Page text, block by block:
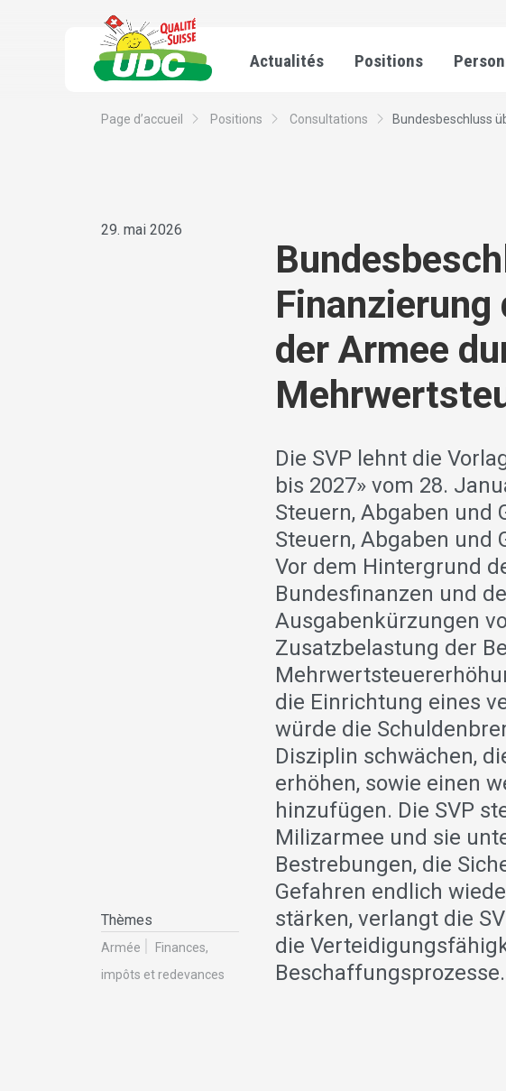
Actualités Positions
Page d’accueil Positions Consultations Bundesbeschluss
29. mai 2026
Thèmes
Armée
Finances,
impôts et redevances
Finanzierung
der Armee
Die SVP lehnt die
bis 2027» vom 28.
Steuern, Abgaben und
Steuern, Abgaben und
Vor dem Hintergrund
Bundesfinanzen und
Ausgabenkürzungen
Zusatzbelastung der
die Einrichtung eines
würde die
Disziplin schwächen,
erhöhen, sowie einen
hinzufügen. Die SVP
Milizarmee und sie
Bestrebungen, die
Gefahren endlich
stärken, verlangt die
die
Beschaffungsprozesse.